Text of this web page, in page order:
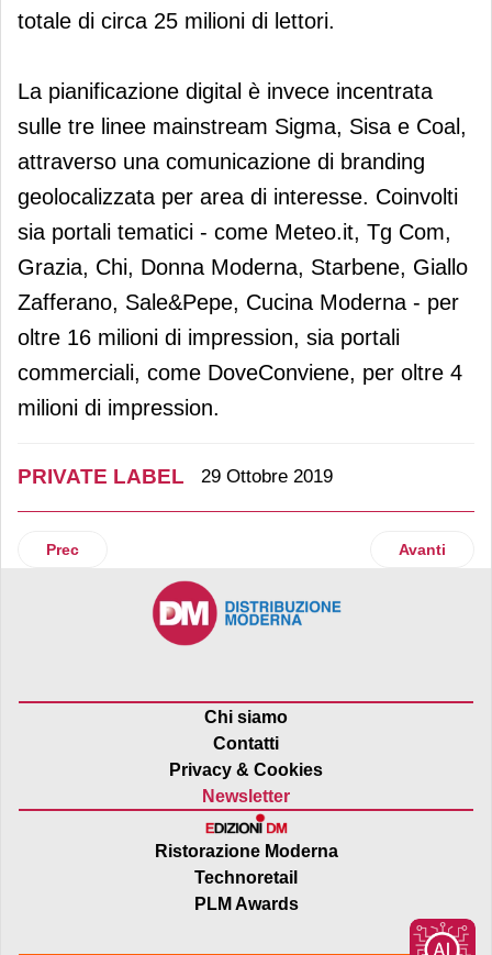
totale di circa 25 milioni di lettori.
La pianificazione digital è invece incentrata
sulle tre linee mainstream Sigma, Sisa e Coal,
attraverso una comunicazione di branding
geolocalizzata per area di interesse. Coinvolti
sia portali tematici - come Meteo.it, Tg Com,
Grazia, Chi, Donna Moderna, Starbene, Giallo
Zafferano, Sale&Pepe, Cucina Moderna - per
oltre 16 milioni di impression, sia portali
commerciali, come DoveConviene, per oltre 4
milioni di impression.
PRIVATE LABEL 29 Ottobre 2019
Articolo precedente: Despar: arriva il panettone premium
Prec Articolo
Avanti
Chi siamo
Contatti
Privacy & Cookies
Newsletter
Ristorazione Moderna
Technoretail
PLM Awards